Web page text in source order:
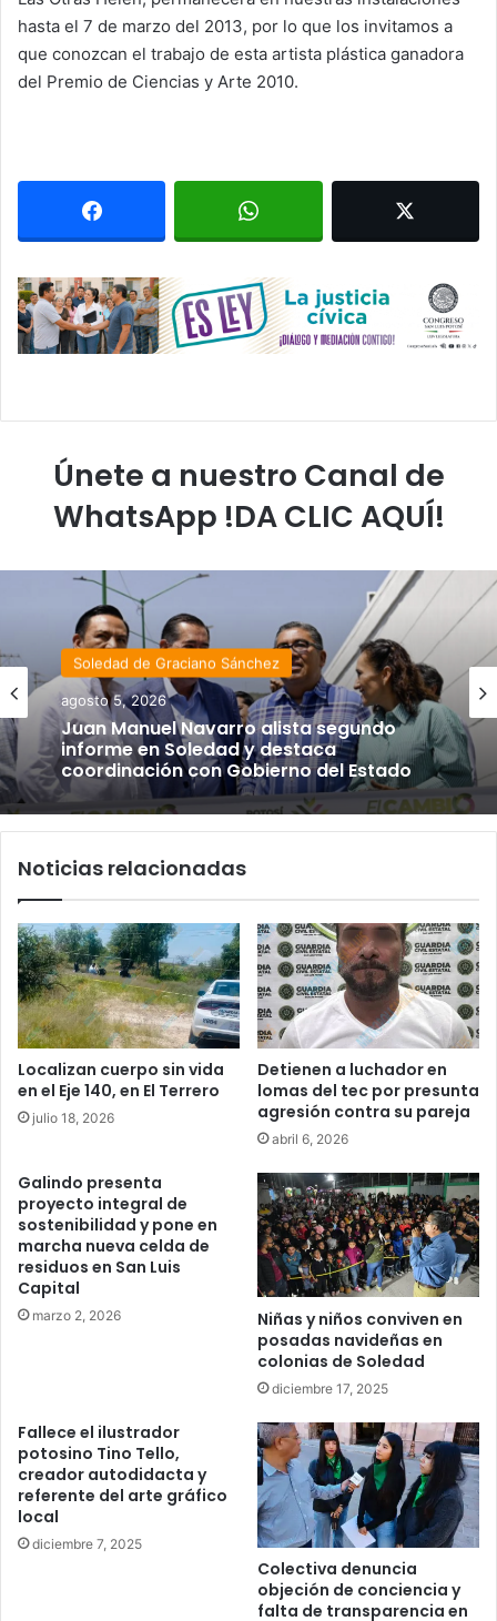
hasta el 7 de marzo del 2013, por lo que los invitamos a
que conozcan el trabajo de esta artista plástica ganadora
del Premio de Ciencias y Arte 2010.
Únete a nuestro Canal de
WhatsApp !DA CLIC AQUÍ!
Soledad de Graciano Sánchez
agosto 5, 2026
Juan Manuel Navarro alista segundo
informe en Soledad y destaca
coordinación con Gobierno del Estado
Noticias relacionadas
Localizan cuerpo sin vida
en el Eje 140, en El Terrero
julio 18, 2026
Detienen a luchador en
lomas del tec por presunta
agresión contra su pareja
abril 6, 2026
Galindo presenta
proyecto integral de
sostenibilidad y pone en
marcha nueva celda de
residuos en San Luis
Capital
marzo 2, 2026
Niñas y niños conviven en
posadas navideñas en
colonias de Soledad
diciembre 17, 2025
Fallece el ilustrador
potosino Tino Tello,
creador autodidacta y
referente del arte gráfico
local
diciembre 7, 2025
Colectiva denuncia
objeción de conciencia y
falta de transparencia en